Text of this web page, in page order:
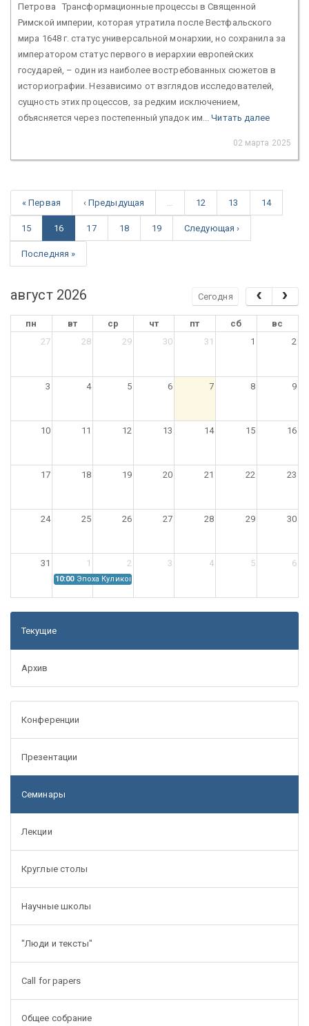
Петрова Трансформационные процессы в Священной
Римской империи, которая утратила после Вестфальского
мира 1648 г. статус универсальной монархии, но сохранила за
императором статус первого в иерархии европейских
государей, – один из наиболее востребованных сюжетов в
историографии. Независимо от взглядов исследователей,
сущность этих процессов, за редким исключением,
объясняется через постепенный упадок им...Читать далее
02 марта 2025
« Первая ‹ Предыдущая 12 13 14
15 16 17 18 19 Следующая ›
Последняя »
август 2026 Сегодня
пн вт ср чт пт сб
вс
27
28 29 30 31 1 2
3 4 5 6 7 8 9
10 11 12 13 14 15 16
17 18 19 20 21 22 23
24 25 26 27 28 29 30
31 1 2 3 4 5 6
10:00 Эпоха Куликовской битвы: Проблемы источниковедения
Текущие
Архив
Конференции
Презентации
Семинары
Лекции
Круглые столы
Научные школы
"Люди и тексты"
Call for papers
Общее собрание